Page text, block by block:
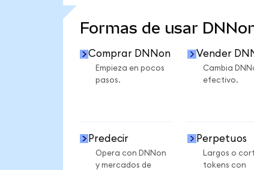
Formas de usar
Comprar DNNon
Empieza en pocos
pasos.
Vender
Cambia
efectivo.
Predecir
Opera con DNNon
y mercados de
Perpetuos
Largos o
tokens con